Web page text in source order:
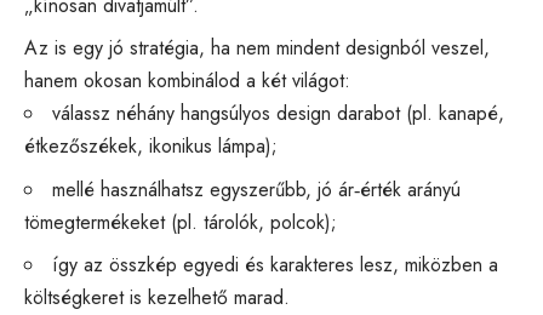
Az is egy jó stratégia, ha nem mindent designból veszel,
hanem okosan kombinálod a két világot:
válassz néhány hangsúlyos design darabot (pl. kanapé,
étkezőszékek, ikonikus lámpa);
mellé használhatsz egyszerűbb, jó ár‑érték arányú
tömegtermékeket (pl. tárolók, polcok);
így az összkép egyedi és karakteres lesz, miközben a
költségkeret is kezelhető marad.